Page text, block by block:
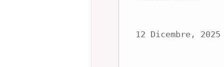
12 Dicembre,